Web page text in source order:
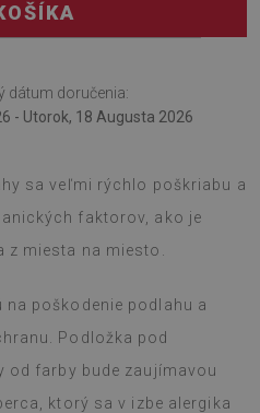
dátum doručenia:
- Utorok, 18 Augusta 2026
sa veľmi rýchlo poškriabu a
faktorov, ako je
miesta na miesto.
poškodenie podlahu a
Podložka pod
od farby bude zaujímavou
ktorý sa v izbe alergika